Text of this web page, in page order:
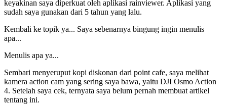
keyakinan saya diperkuat oleh aplikasi rainviewer. Aplikasi yang
sudah saya gunakan dari 5 tahun yang lalu.
Kembali ke topik ya... Saya sebenarnya bingung ingin menulis
apa...
Menulis apa ya...
Sembari menyeruput kopi diskonan dari point cafe, saya melihat
kamera action cam yang sering saya bawa, yaitu DJI Osmo Action
4. Setelah saya cek, ternyata saya belum pernah membuat artikel
tentang ini.